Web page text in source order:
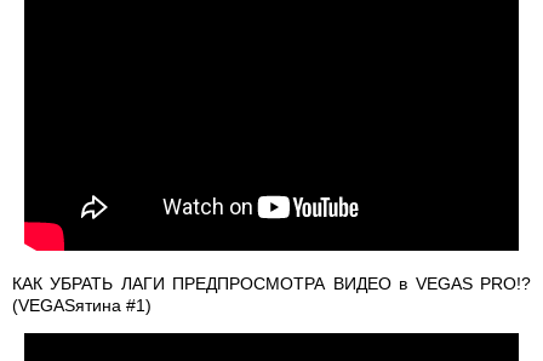
КАК УБРАТЬ ЛАГИ ПРЕДПРОСМОТРА ВИДЕО в VEGAS PRO!?
(VEGASятина #1)